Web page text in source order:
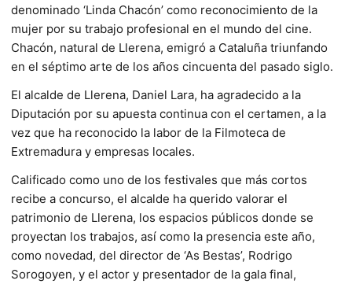
denominado ‘Linda Chacón’ como reconocimiento de la
mujer por su trabajo profesional en el mundo del cine.
Chacón, natural de Llerena, emigró a Cataluña triunfando
en el séptimo arte de los años cincuenta del pasado siglo.
El alcalde de Llerena, Daniel Lara, ha agradecido a la
Diputación por su apuesta continua con el certamen, a la
vez que ha reconocido la labor de la Filmoteca de
Extremadura y empresas locales.
Calificado como uno de los festivales que más cortos
recibe a concurso, el alcalde ha querido valorar el
patrimonio de Llerena, los espacios públicos donde se
proyectan los trabajos, así como la presencia este año,
como novedad, del director de ‘As Bestas’, Rodrigo
Sorogoyen, y el actor y presentador de la gala final,